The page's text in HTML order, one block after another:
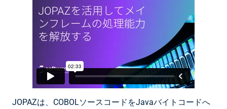
JOPAZは、COBOLソースコードをJavaバイトコードへ